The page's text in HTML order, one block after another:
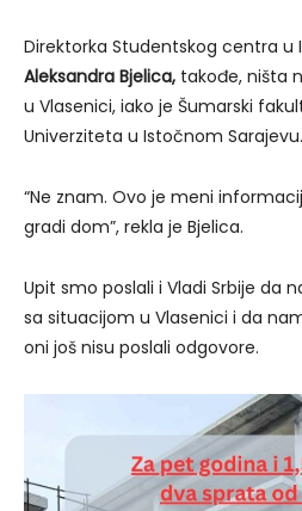
Direktorka Studentskog centra u
Aleksandra Bjelica, takođe, ništa
u Vlasenici, iako je Šumarski
Univerziteta u Istočnom Sarajevu.
“Ne znam. Ovo je meni
gradi dom”, rekla je Bjelica.
Upit smo poslali i Vladi Srbije da
sa situacijom u Vlasenici i da
oni još nisu poslali odgovore.